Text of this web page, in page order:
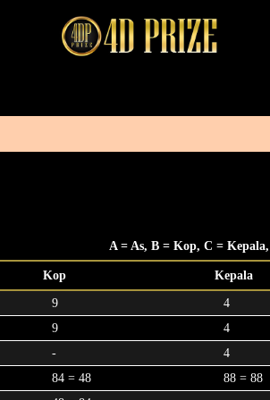
A = As, B = Kop, C =
Kop Kepala
9 4
9 4
- 4
84 = 48 88 = 88